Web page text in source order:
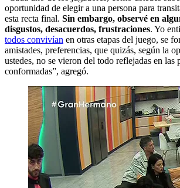
oportunidad de elegir a una persona para
esta recta final. Sin embargo, observé en
disgustos, desacuerdos, frustraciones. Yo
todos convivían en otras etapas del juego, se
amistades, preferencias, que quizás, según la
ustedes, no se vieron del todo reflejadas en las
conformadas”, agregó.